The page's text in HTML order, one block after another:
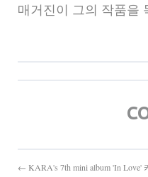
매거진이 그의 작품을
← KARA's 7th mini album 'In Love'